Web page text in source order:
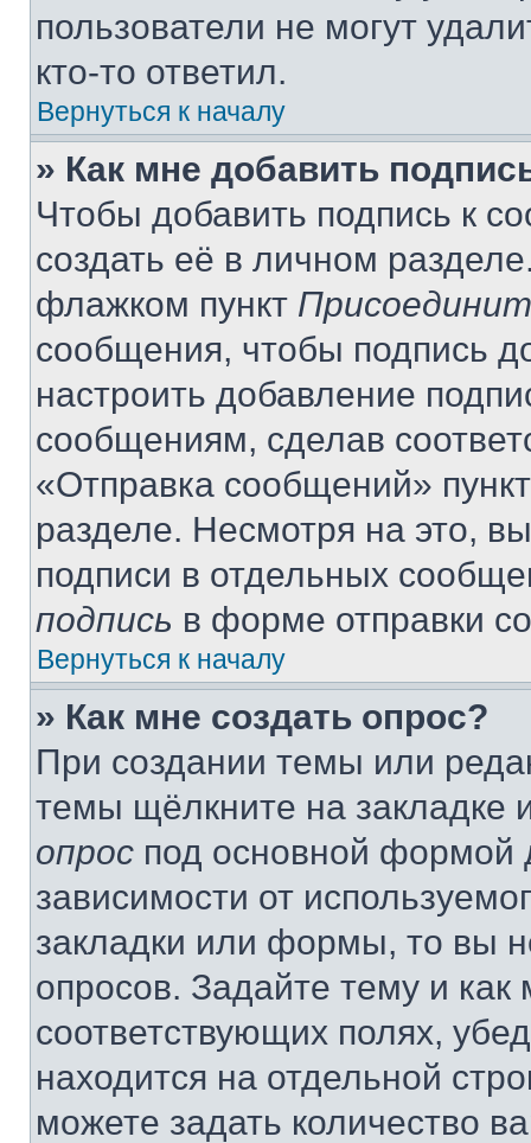
пользователи не могут
кто-то ответил.
Вернуться к началу
» Как мне добавить
Чтобы добавить подпись к
создать её в личном
флажком пункт
сообщения, чтобы подпись
настроить добавление
сообщениям, сделав
«Отправка сообщений»
разделе. Несмотря на это,
подписи в отдельных
подпись в форме отправки
Вернуться к началу
» Как мне создать опрос?
При создании темы или
темы щёлкните на
опрос под основной формой
зависимости от
закладки или формы, то вы
опросов. Задайте тему и
соответствующих полях,
находится на отдельной
можете задать количество